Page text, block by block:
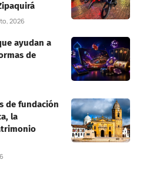
2026
ayudan a
de
de fundación
la